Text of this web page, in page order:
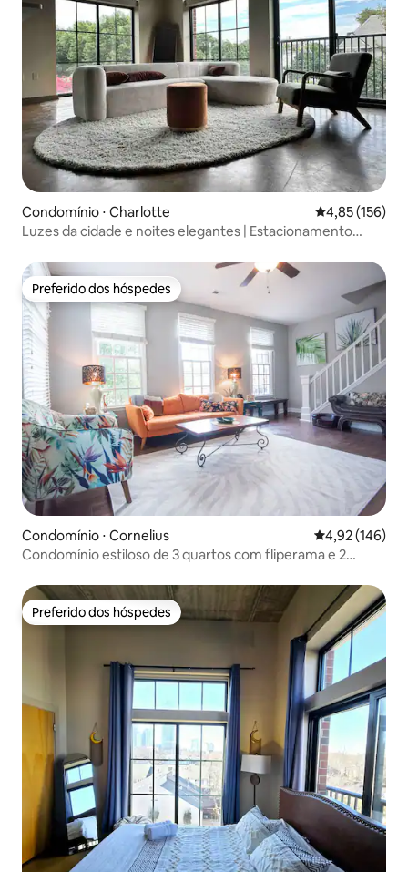
Condomínio ⋅ Charlotte 4,85 de uma
4,85 (156)
Luzes da cidade e noites elegantes | Estacionamento
Preferido dos hóspedes
Preferido dos hóspedes
Condomínio ⋅ Cornelius 4,92 de uma
4,92 (146)
Condomínio estiloso de 3 quartos com fliperama e 2
Preferido dos hóspedes
Preferido dos hóspedes